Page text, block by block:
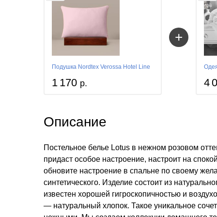
Подушка Nordtex Verossa Hotel Line
1 170 р.
+
4
Описание
Постельное белье Lotus в нежном розовом
придаст особое настроение, настроит на
обновите настроение в спальне по своему
синтетического. Изделие состоит из
известен хорошей гигроскопичностью и
— натуральный хлопок. Такое уникальное